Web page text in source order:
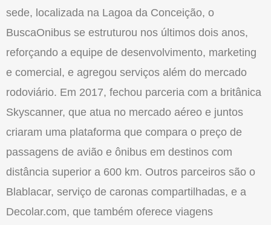
sede, localizada na Lagoa da Conceição, o
BuscaOnibus se estruturou nos últimos dois anos,
reforçando a equipe de desenvolvimento, marketing
e comercial, e agregou serviços além do mercado
rodoviário. Em 2017, fechou parceria com a britânica
Skyscanner, que atua no mercado aéreo e juntos
criaram uma plataforma que compara o preço de
passagens de avião e ônibus em destinos com
distância superior a 600 km. Outros parceiros são o
Blablacar, serviço de caronas compartilhadas, e a
Decolar.com, que também oferece viagens